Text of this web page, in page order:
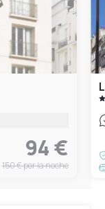
94 €
150 €por la noche